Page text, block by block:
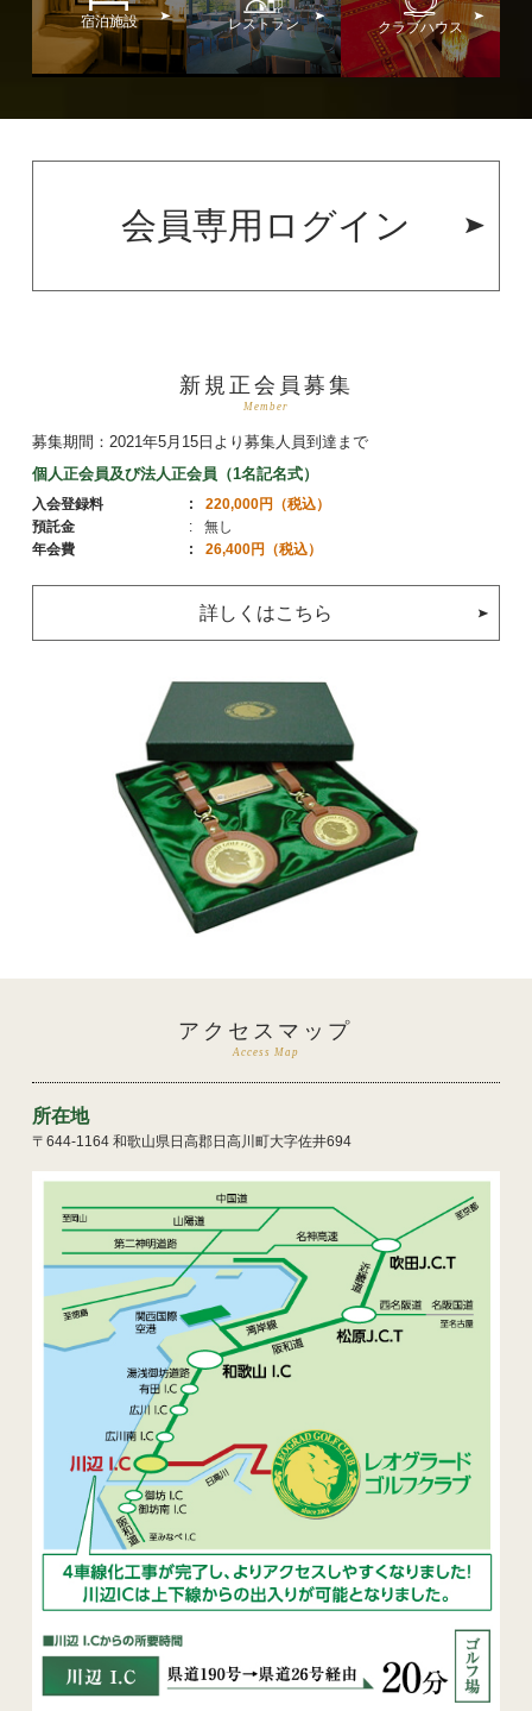
宿泊施設 レストラン クラブハウス
会員専用ログイン
新規正会員募集
Member
募集期間：2021年5月15日より募集人員到達まで
個人正会員及び法人正会員（1名記名式）
入会登録料
220,000円（税込）
預託金
無し
年会費
26,400円（税込）
詳しくはこちら
アクセスマップ
Access Map
所在地
〒644-1164 和歌山県日高郡日高川町大字佐井694